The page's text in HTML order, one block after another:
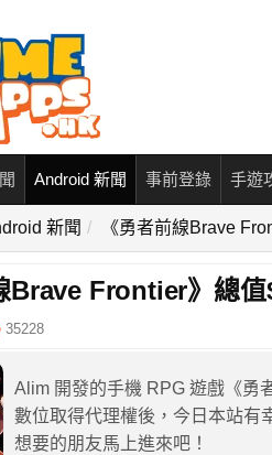
Android 新聞 事前登錄 手遊
新聞 《勇者前線Brave
Brave Frontier》總
35228
Alim 開發的手機 RPG 遊戲《勇
數位取得代理權後，今日本站有
想要的朋友馬上進來吧！